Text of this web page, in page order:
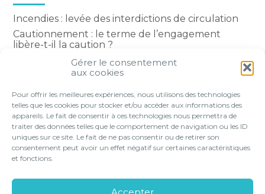
Gérer le consentement
aux cookies
Pour offrir les meilleures expériences, nous utilisons des technologies
telles que les cookies pour stocker et/ou accéder aux informations des
appareils. Le fait de consentir à ces technologies nous permettra de
traiter des données telles que le comportement de navigation ou les ID
uniques sur ce site. Le fait de ne pas consentir ou de retirer son
consentement peut avoir un effet négatif sur certaines caractéristiques
et fonctions.
Accepter
Incendies : levée des interdictions de circulation
Cautionnement : le terme de l’engagement
libère-t-il la caution ?
Transport fluvial de marchandises : une aide
financière bienvenue
comptent-elles ?
Footer
NOS SOLUTIONS EN LIGNE
LE CABINET